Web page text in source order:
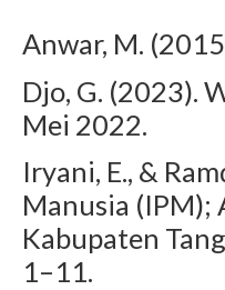
Anwar, M.
Djo, G. (2023).
Mei 2022.
Iryani, E., &
Manusia (IPM);
Kabupaten
1–11.